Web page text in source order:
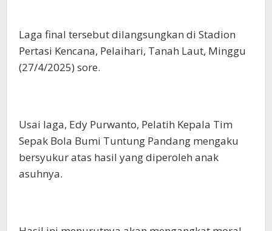
Laga final tersebut dilangsungkan di Stadion
Pertasi Kencana, Pelaihari, Tanah Laut, Minggu
(27/4/2025) sore.
Usai laga, Edy Purwanto, Pelatih Kepala Tim
Sepak Bola Bumi Tuntung Pandang mengaku
bersyukur atas hasil yang diperoleh anak
asuhnya.